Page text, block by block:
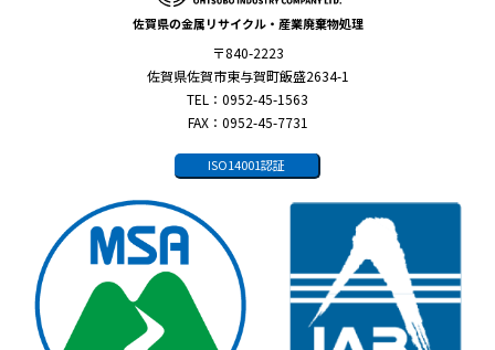
佐賀県の金属リサイクル・産業廃棄物処理
〒840-2223
佐賀県佐賀市東与賀町飯盛2634-1
TEL：0952-45-1563
FAX：0952-45-7731
ISO14001認証